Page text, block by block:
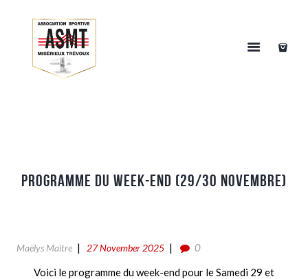
PROGRAMME DU WEEK-END (29/30 NOVEMBRE)
Maëlys Maitre 27 November 2025
0
Voici le programme du week-end pour le Samedi 29 et